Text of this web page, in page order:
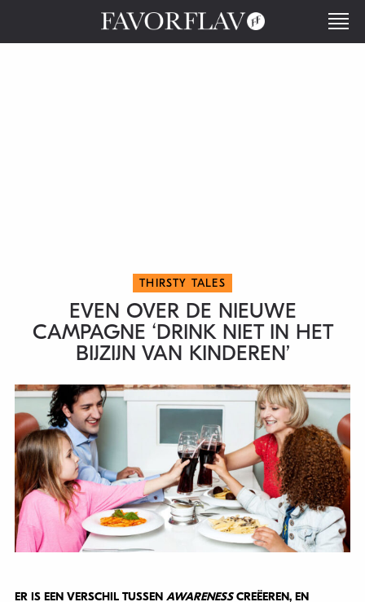
THIRSTY TALES
EVEN OVER DE NIEUWE
CAMPAGNE ‘DRINK NIET IN HET
BIJZIJN VAN KINDEREN’
ER IS EEN VERSCHIL TUSSEN AWARENESSCREËEREN, EN